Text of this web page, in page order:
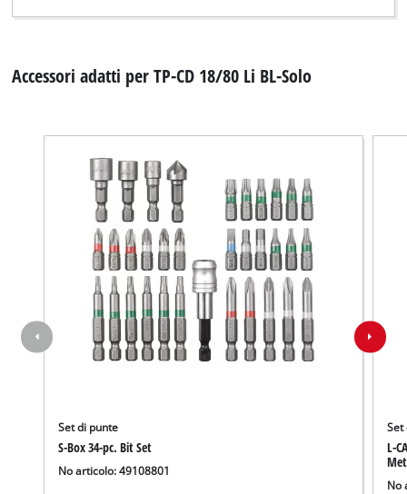
Accessori adatti per TP-CD 18/80 Li BL-Solo
Set di punte
S-Box 34-pc. Bit Set
No articolo: 49108801
Set
L-
No